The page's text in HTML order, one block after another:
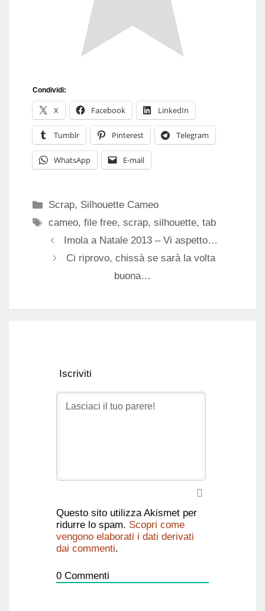
Condividi:
X Facebook LinkedIn
Tumblr Pinterest Telegram
WhatsApp E-mail
Categorie
Scrap, Silhouette Cameo
Tag
cameo,file free,scrap,silhouette,tab
Imola a Natale 2013 – Vi aspetto…
Ci riprovo, chissà se sarà la volta
buona…
Iscriviti
Questo sito utilizza Akismet per
ridurre lo spam. Scopri come
vengono elaborati i dati derivati
dai commenti.
0 Commenti